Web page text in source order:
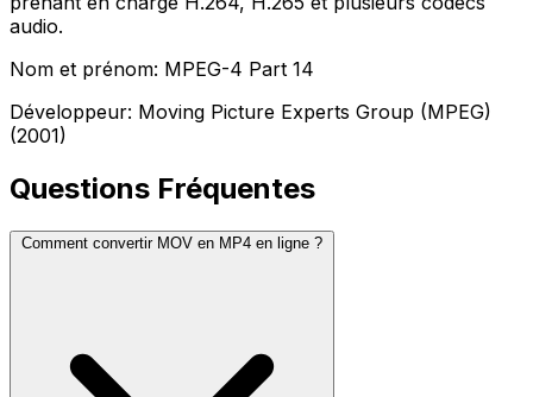
audio.
Nom et prénom: MPEG-4 Part 14
Développeur: Moving Picture Experts Group (MPEG)
(2001)
Questions Fréquentes
Comment convertir MOV en MP4 en ligne ?